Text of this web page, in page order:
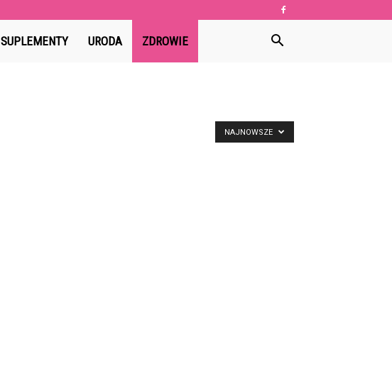
SUPLEMENTY URODA ZDROWIE
NAJNOWSZE